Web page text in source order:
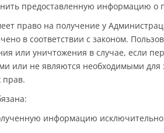
предоставленную информацию
право на получение у
в соответствии с законом.
или уничтожения в случае, если
или не являются необходимыми
прав.
информацию